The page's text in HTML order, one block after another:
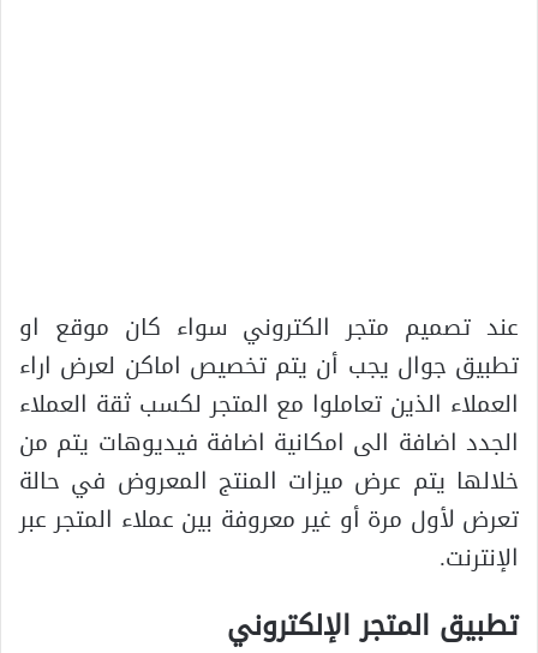
عند تصميم متجر الكتروني سواء كان موقع او
تطبيق جوال يجب أن يتم تخصيص اماكن لعرض اراء
العملاء الذين تعاملوا مع المتجر لكسب ثقة العملاء
الجدد اضافة الى امكانية اضافة فيديوهات يتم من
خلالها يتم عرض ميزات المنتج المعروض في حالة
تعرض لأول مرة أو غير معروفة بين عملاء المتجر عبر
الإنترنت.
تطبيق المتجر الإلكتروني